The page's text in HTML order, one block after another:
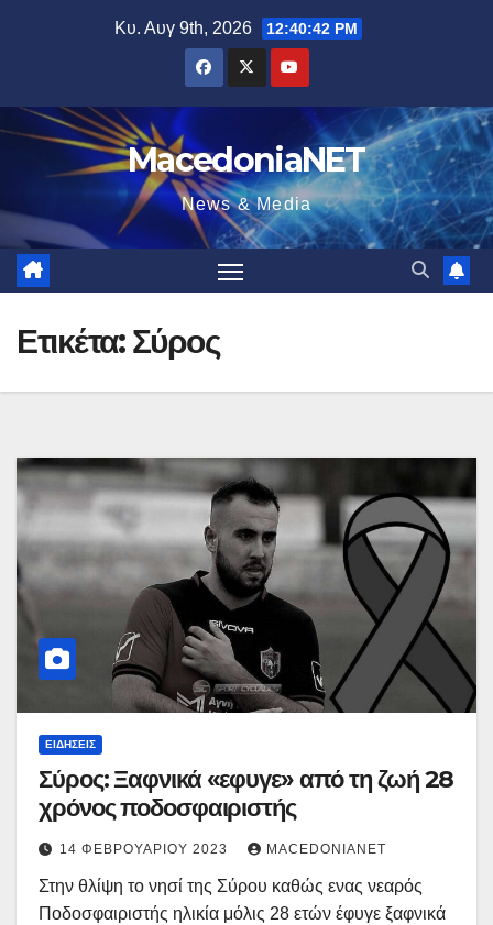
Κυ. Αυγ 9th, 2026 12:40:43 PM
MacedoniaNET
News & Media
Ετικέτα:Σύρος
ΕΙΔΉΣΕΙΣ
Σύρος: Ξαφνικά «εφυγε» από τη ζωή 28
χρόνος ποδοσφαιριστής
14 ΦΕΒΡΟΥΑΡΊΟΥ 2023 MACEDONIANET
Στην θλίψη το νησί της Σύρου καθώς ενας νεαρός
Ποδοσφαιριστής ηλικία μόλις 28 ετών έφυγε ξαφνικά